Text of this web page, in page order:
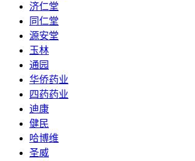
济仁堂
同仁堂
源安堂
玉林
通园
华侨药业
四药药业
迪康
健民
哈博维
圣威